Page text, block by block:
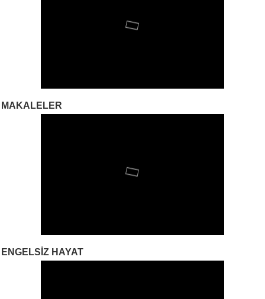
MAKALELER
ENGELSIZ HAYAT